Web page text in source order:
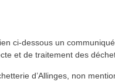
ci-dessous un
et de traitement des
d’Allinges, non